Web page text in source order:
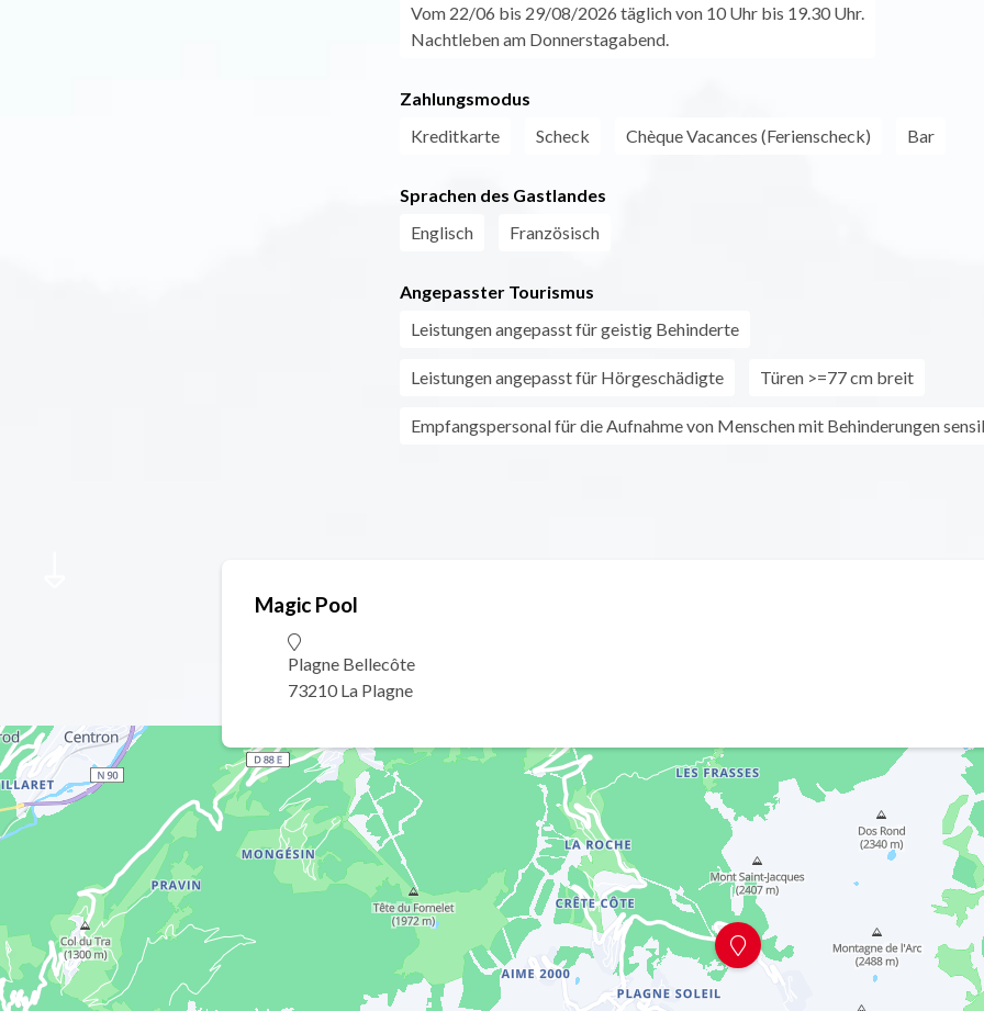
Vom 22/06 bis 29/08/2026 täglich von 10 Uhr bis 19.30 Uhr.
Nachtleben am Donnerstagabend.
Zahlungsmodus
Kreditkarte
Scheck Chèque Vacances (Ferienscheck) Bar
Sprachen des Gastlandes
Englisch
Französisch
Angepasster Tourismus
Leistungen angepasst für geistig Behinderte
Leistungen angepasst für Hörgeschädigte Türen >=77 cm breit
Empfangspersonal für die Aufnahme von Menschen mit Behinderungen
Magic Pool
Plagne Bellecôte
73210 La Plagne